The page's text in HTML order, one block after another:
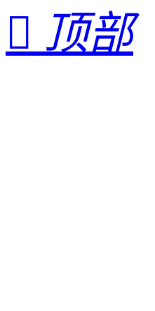
 顶部